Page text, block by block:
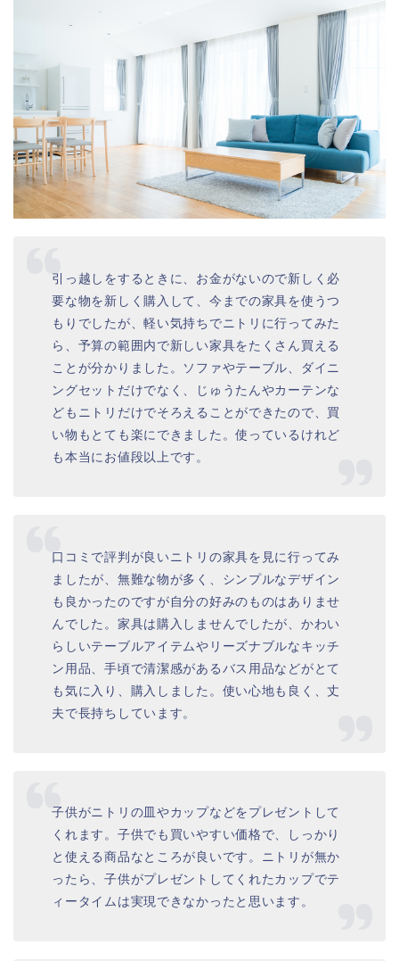
引っ越しをするときに、お金がないので新しく必
要な物を新しく購入して、今までの家具を使うつ
もりでしたが、軽い気持ちでニトリに行ってみた
ら、予算の範囲内で新しい家具をたくさん買える
ことが分かりました。ソファやテーブル、ダイニ
ングセットだけでなく、じゅうたんやカーテンな
どもニトリだけでそろえることができたので、買
い物もとても楽にできました。使っているけれど
も本当にお値段以上です。
口コミで評判が良いニトリの家具を見に行ってみ
ましたが、無難な物が多く、シンプルなデザイン
も良かったのですが自分の好みのものはありませ
んでした。家具は購入しませんでしたが、かわい
らしいテーブルアイテムやリーズナブルなキッチ
ン用品、手頃で清潔感があるバス用品などがとて
も気に入り、購入しました。使い心地も良く、丈
夫で長持ちしています。
子供がニトリの皿やカップなどをプレゼントして
くれます。子供でも買いやすい価格で、しっかり
と使える商品なところが良いです。ニトリが無か
ったら、子供がプレゼントしてくれたカップでテ
ィータイムは実現できなかったと思います。